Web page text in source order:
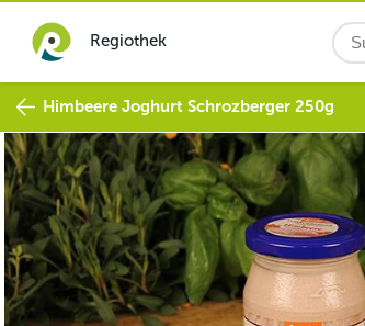
Regiothek
Himbeere Joghurt Schrozberger 250g